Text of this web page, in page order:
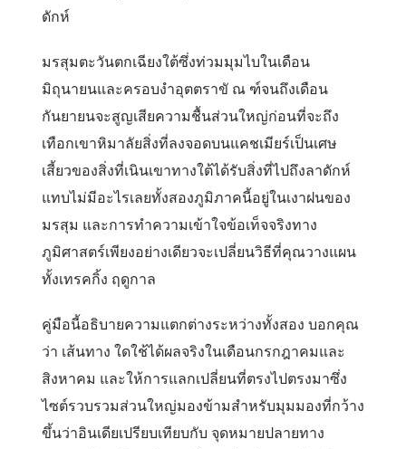
ดักห์
มรสุมตะวันตกเฉียงใต้ซึ่งท่วมมุมไบในเดือน
มิถุนายนและครอบงําอุตตราขั ณ ฑ์จนถึงเดือน
กันยายนจะสูญเสียความชื้นส่วนใหญ่ก่อนที่จะถึง
เทือกเขาหิมาลัยสิ่งที่ลงจอดบนแคชเมียร์เป็นเศษ
เสี้ยวของสิ่งที่เนินเขาทางใต้ได้รับสิ่งที่ไปถึงลาดักห์
แทบไม่มีอะไรเลยทั้งสองภูมิภาคนี้อยู่ในเงาฝนของ
มรสุม และการทําความเข้าใจข้อเท็จจริงทาง
ภูมิศาสตร์เพียงอย่างเดียวจะเปลี่ยนวิธีที่คุณวางแผน
ทั้งเทรคกิ้ง ฤดูกาล
คู่มือนี้อธิบายความแตกต่างระหว่างทั้งสอง บอกคุณ
ว่า เส้นทาง ใดใช้ได้ผลจริงในเดือนกรกฎาคมและ
สิงหาคม และให้การแลกเปลี่ยนที่ตรงไปตรงมาซึ่ง
ไซต์รวบรวมส่วนใหญ่มองข้ามสําหรับมุมมองที่กว้าง
ขึ้นว่าอินเดียเปรียบเทียบกับ จุดหมายปลายทาง